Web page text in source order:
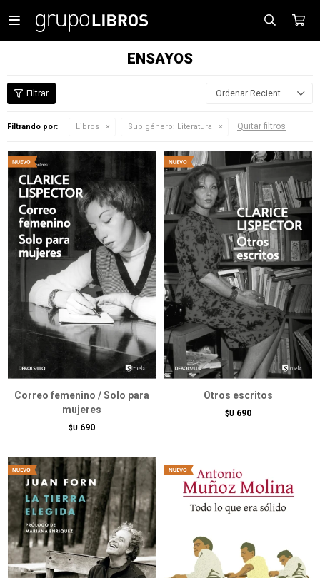

ENSAYOS
Recientes
Filtrando por: Libros Sub género: Literatura Quitar filtros
Correo femenino / Solo para
mujeres
$U 690
Otros escritos
$U 690